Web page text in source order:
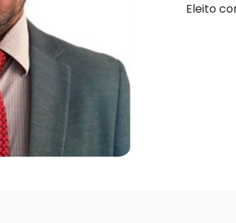
Eleito